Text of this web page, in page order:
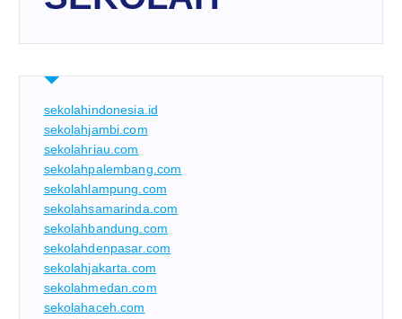
sekolahindonesia.id
sekolahjambi.com
sekolahriau.com
sekolahpalembang.com
sekolahlampung.com
sekolahsamarinda.com
sekolahbandung.com
sekolahdenpasar.com
sekolahjakarta.com
sekolahmedan.com
sekolahaceh.com